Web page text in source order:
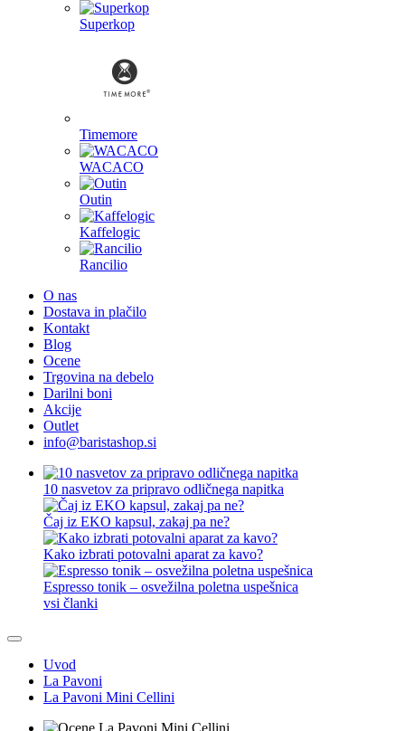
Superkop
Timemore
WACACO
Outin
Kaffelogic
Rancilio
O nas
Dostava in plačilo
Kontakt
Blog
Ocene
Trgovina na debelo
Darilni boni
Akcije
Outlet
info@baristashop.si
10 nasvetov za pripravo odličnega napitka
Čaj iz EKO kapsul, zakaj pa ne?
Kako izbrati potovalni aparat za kavo?
Espresso tonik – osvežilna poletna uspešnica
vsi članki
Uvod
La Pavoni
La Pavoni Mini Cellini